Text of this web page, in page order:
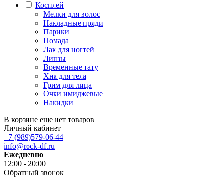
Косплей
Мелки для волос
Накладные пряди
Парики
Помада
Лак для ногтей
Линзы
Временные тату
Хна для тела
Грим для лица
Очки имиджевые
Накидки
В корзине еще нет товаров
Личный кабинет
+7 (989)579-06-44
info@rock-df.ru
Ежедневно
12:00 - 20:00
Обратный звонок